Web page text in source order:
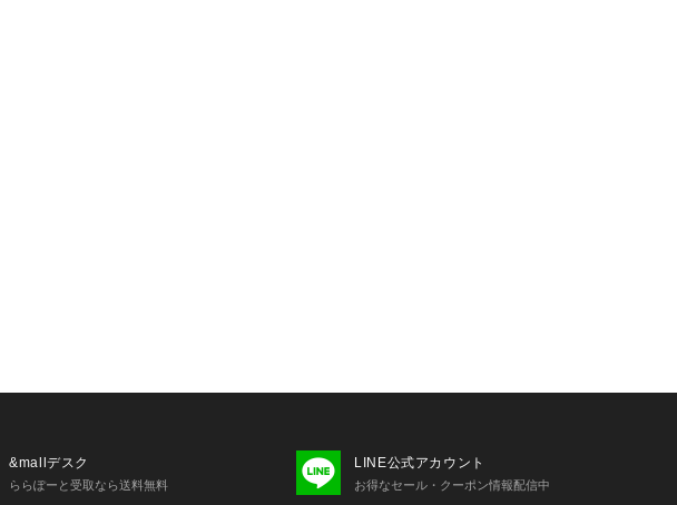
&mallデスク
ららぽーと受取なら送料無料
LINE公式アカウント
お得なセール・クーポン情報配信中